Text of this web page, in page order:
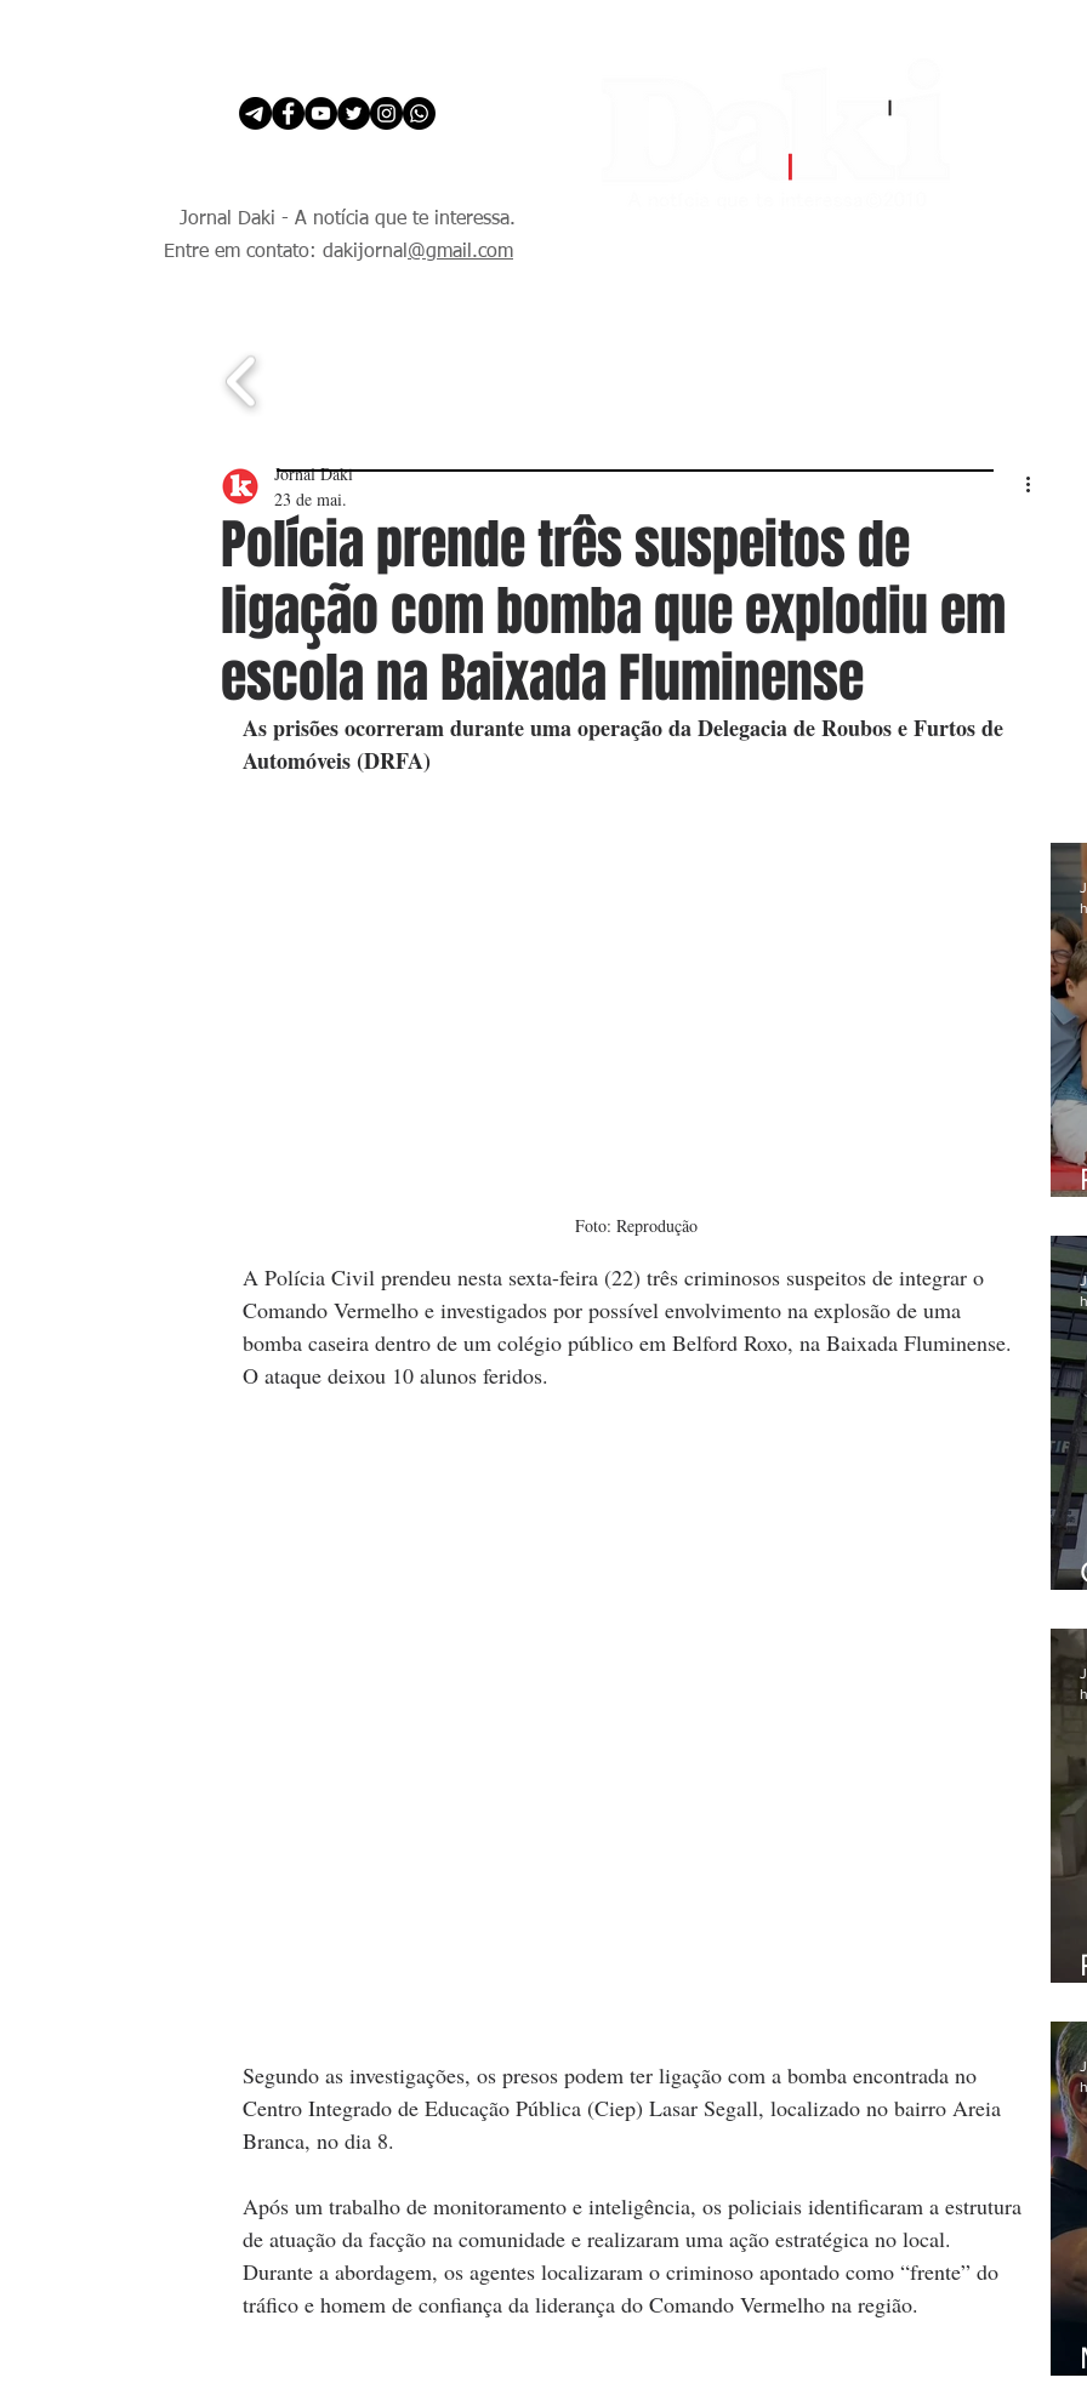
Jornal Daki - A notícia que te interessa.
Entre em contato: dakijornal @gmail.com
Polícia prende três suspeitos de
ligação com bomba que explodiu em
escola na Baixada Fluminense
Jornal Daki
23 de mai.
As prisões ocorreram durante uma operação da Delegacia de Roubos e Furtos de
Automóveis (DRFA)
Foto: Reprodução
A Polícia Civil prendeu nesta sexta-feira (22) três criminosos suspeitos de integrar o
Comando Vermelho e investigados por possível envolvimento na explosão de uma
bomba caseira dentro de um colégio público em Belford Roxo, na Baixada Fluminense.
O ataque deixou 10 alunos feridos.
Segundo as investigações, os presos podem ter ligação com a bomba encontrada no
Centro Integrado de Educação Pública (Ciep) Lasar Segall, localizado no bairro Areia
Branca, no dia 8.
Após um trabalho de monitoramento e inteligência, os policiais identificaram a estrutura
de atuação da facção na comunidade e realizaram uma ação estratégica no local.
Durante a abordagem, os agentes localizaram o criminoso apontado como “frente” do
tráfico e homem de confiança da liderança do Comando Vermelho na região.